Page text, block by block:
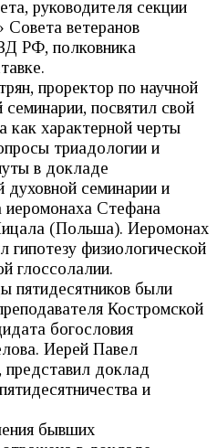
руководителя секции
Совета ветеранов
РФ, полковника
проректор по научной
посвятил свой
как характерной черты
триадологии и
в докладе
духовной семинарии и
иеромонаха Стефана
(Польша). Иеромонах
физиологической
глоссолалии.
пятидесятников были
Костромской
богословия
Иерей Павел
доклад
и
бывших